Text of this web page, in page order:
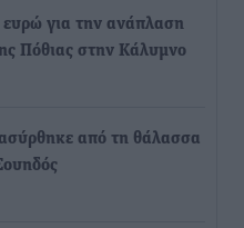
για την ανάπλαση
Πόθιας στην Κάλυμνο
από τη θάλασσα